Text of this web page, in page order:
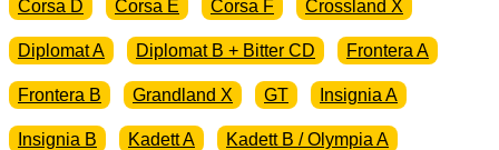
Corsa D Corsa E Corsa F Crossland X
Diplomat A Diplomat B + Bitter CD Frontera A
Frontera B Grandland X GT Insignia A
Insignia B Kadett A Kadett B / Olympia A